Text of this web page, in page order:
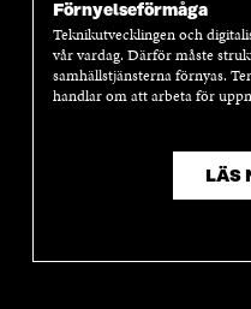
Förnyelseförmåga
Teknikutvecklingen och
vår vardag. Därför måste
samhällstjänsterna förnyas.
handlar om att arbeta för
LÄS